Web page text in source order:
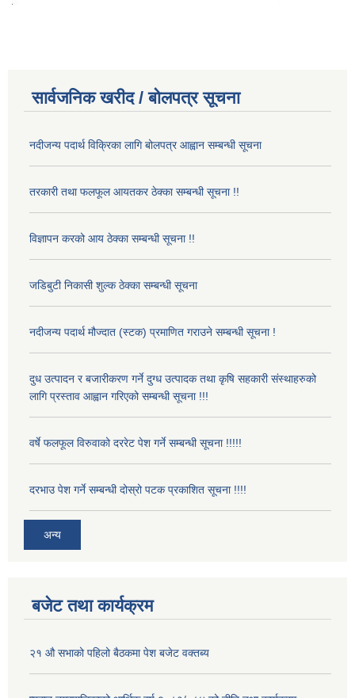
सार्वजनिक खरीद / बोलपत्र सूचना
नदीजन्य पदार्थ विक्रिका लागि बोलपत्र आह्वान सम्बन्धी सूचना
तरकारी तथा फलफूल आयतकर ठेक्का सम्बन्धी सूचना !!
विज्ञापन करको आय ठेक्का सम्बन्धी सूचना !!
जडिबुटी निकासी शुल्क ठेक्का सम्बन्धी सूचना
नदीजन्य पदार्थ मौज्दात (स्टक) प्रमाणित गराउने सम्बन्धी सूचना !
दुध उत्पादन र बजारीकरण गर्ने दुग्ध उत्पादक तथा कृषि सहकारी संस्थाहरुको
लागि प्रस्ताव आह्वान गरिएको सम्बन्धी सूचना !!!
वर्षे फलफूल विरुवाको दररेट पेश गर्ने सम्बन्धी सूचना !!!!!
दरभाउ पेश गर्ने सम्बन्धी दोस्रो पटक प्रकाशित सूचना !!!!
अन्य
बजेट तथा कार्यक्रम
२१ औ सभाको पहिलो बैठकमा पेश बजेट वक्तब्य